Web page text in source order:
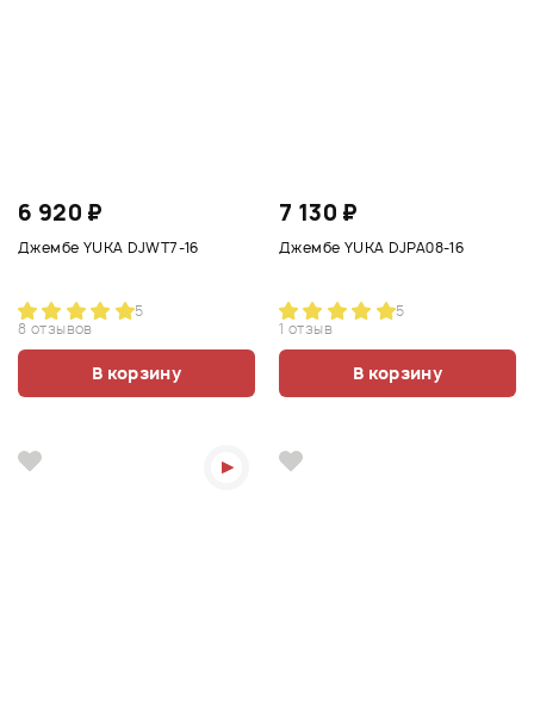
6 920 ₽
Джембе YUKA DJWT7-16
5
8 отзывов
В корзину
7 130 ₽
Джембе YUKA DJPA08-16
5
1 отзыв
В корзину